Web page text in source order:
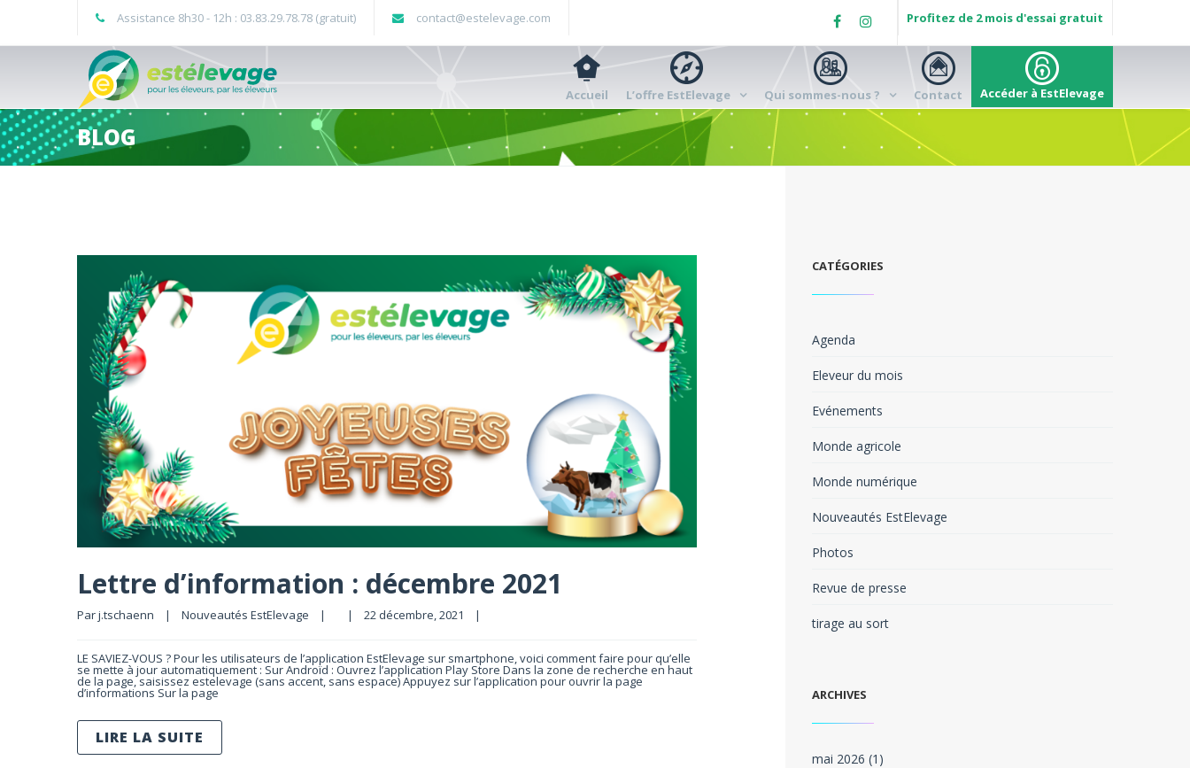
Assistance 8h30 - 12h : 03.83.29.78.78 (gratuit) contact@estelevage.com Profitez de 2 mois d'essai gratuit
Accueil L’offre EstElevage Qui sommes-nous ? Contact Accéder à EstElevage
BLOG
Lettre d’information : décembre 2021
Par j.tschaenn | Nouveautés EstElevage | | 22 décembre, 2021 |
LE SAVIEZ-VOUS ? Pour les utilisateurs de l’application EstElevage sur smartphone, voici comment faire pour qu’elle
se mette à jour automatiquement : Sur Androïd : Ouvrez l’application Play Store Dans la zone de recherche en haut
de la page, saisissez estelevage (sans accent, sans espace) Appuyez sur l’application pour ouvrir la page
d’informations Sur la page
LIRE LA SUITE
CATÉGORIES
Agenda
Eleveur du mois
Evénements
Monde agricole
Monde numérique
Nouveautés EstElevage
Photos
Revue de presse
tirage au sort
ARCHIVES
mai 2026 (1)